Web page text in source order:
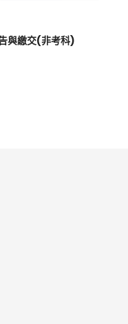
與繳交(非考科)